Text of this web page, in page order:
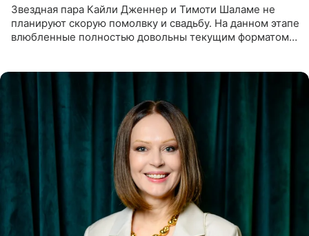
Звездная пара Кайли Дженнер и Тимоти Шаламе не
планируют скорую помолвку и свадьбу. На данном этапе
влюбленные полностью довольны текущим форматом